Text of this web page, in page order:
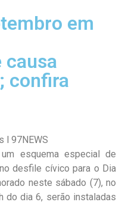
em
causa
confira
l 97NEWS
esquema especial de
desfile cívico para o Dia
neste sábado (7), no
do dia 6, serão instaladas